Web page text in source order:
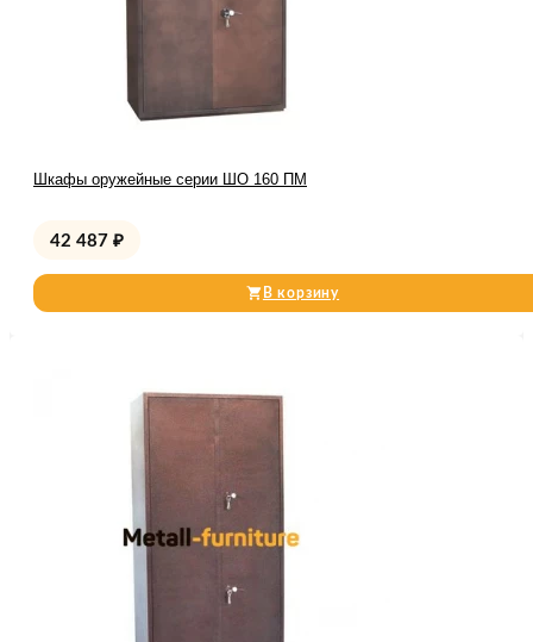
Шкафы оружейные серии ШО 160 ПМ
42 487 ₽
В корзину